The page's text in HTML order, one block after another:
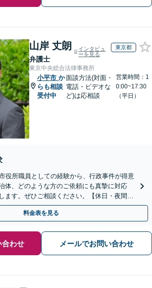
山岸 丈朗
弁護士
インタビュ
ーを見る
東京都
東京中央総合法律事務所
小平市 か
らも相談
受付中
面談方法(対面・
電話・ビデオな
ど)は応相談
営業時間：1
0:00~17:30
（平日）
役所職員としての経験から、行政事件が得意
体、どのような方のご依頼にも真摯に対応
ます。ぜひご相談ください。【休日・夜間相
【銀座駅1分】
料金表を見る
合わせ メールでお問い合わせ